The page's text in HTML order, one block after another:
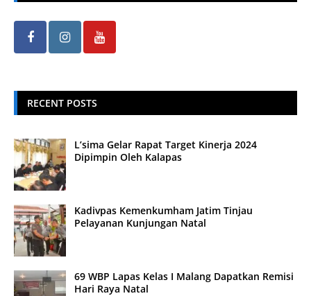
RECENT POSTS
L’sima Gelar Rapat Target Kinerja 2024
Dipimpin Oleh Kalapas
Kadivpas Kemenkumham Jatim Tinjau
Pelayanan Kunjungan Natal
69 WBP Lapas Kelas I Malang Dapatkan Remisi
Hari Raya Natal